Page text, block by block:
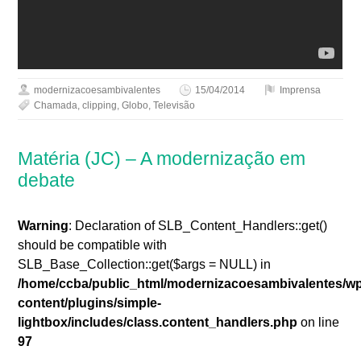
modernizacoesambivalentes 15/04/2014
Imprensa
Chamada,clipping,Globo,Televisão
Matéria (JC) – A modernização em
debate
Warning: Declaration of SLB_Content_Handlers::get()
should be compatible with
SLB_Base_Collection::get($args = NULL) in
/home/ccba/public_html/modernizacoesambivalentes/
content/plugins/simple-
lightbox/includes/class.content_handlers.php on line
97